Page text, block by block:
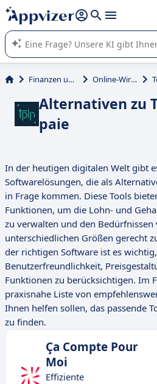
beantworten (mehrere Zeilen mit
Die KI von Appvizer führt Sie bei der
von SaaS-Software in Unternehmen.
Finanzen und Buchhaltung Online-Wirtschaftsprüfer
Alternativen zu
paie
In der heutigen digitalen Welt gibt
Softwarelösungen, die als
in Frage kommen. Diese Tools
Funktionen, um die Lohn- und
zu verwalten und den
unterschiedlichen Größen gerecht
der richtigen Software ist es
Benutzerfreundlichkeit,
Funktionen zu berücksichtigen. Im
praxisnahe Liste von
Ihnen helfen sollen, das passende
zu finden.
Ça Compte Pour
Moi
Effiziente